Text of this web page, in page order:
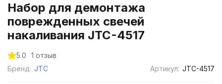
Набор для демонтажа
поврежденных свечей
накаливания JTC-4517
5.0
1 отзыв
Бренд: JTC Артикул: JTC-4517